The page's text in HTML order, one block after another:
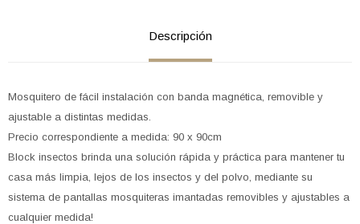
Descripción
Mosquitero de fácil instalación con banda magnética, removible y
ajustable a distintas medidas.
Precio correspondiente a medida: 90 x 90cm
Block insectos brinda una solución rápida y práctica para mantener tu
casa más limpia, lejos de los insectos y del polvo, mediante su
sistema de pantallas mosquiteras imantadas removibles y ajustables a
cualquier medida!